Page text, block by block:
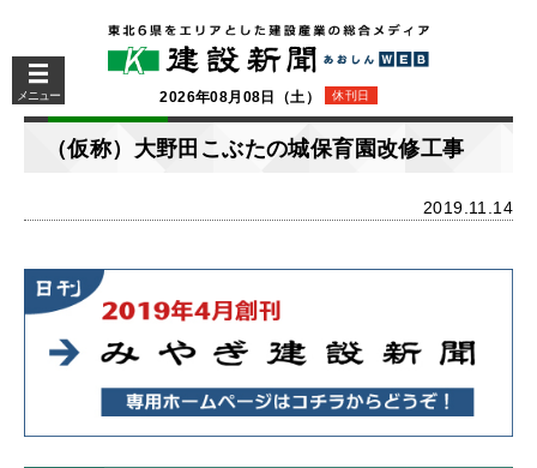
メニュー 2026年08月08日（土） 休刊日
（仮称）大野田こぶたの城保育園改修工事
2019.11.14